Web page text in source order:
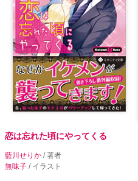
恋は忘れた頃にやってくる
藍川せりか / 著者
無味子 / イラスト